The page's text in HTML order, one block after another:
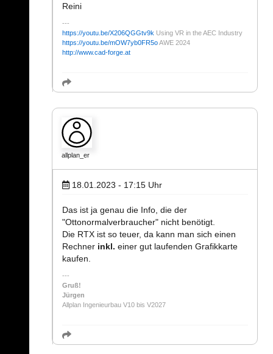
Reini
https://youtu.be/X206QGGtv9k Using VR in the AEC Industry
https://youtu.be/mOW7yb0FR5oAWE 2024
http://www.cad-forge.at
allplan_er
18.01.2023 - 17:15 Uhr
Das ist ja genau die Info, die der
"Ottonormalverbraucher" nicht benötigt.
Die RTX ist so teuer, da kann man sich einen
Rechner inkl. einer gut laufenden Grafikkarte
kaufen.
Gruß!
Jürgen
Allplan Ingenieurbau V10 bis V2027